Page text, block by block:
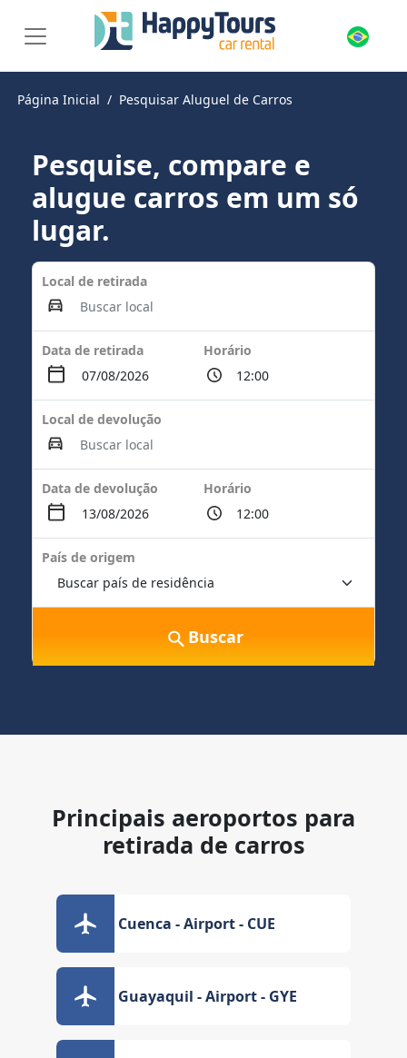
Página Inicial Pesquisar Aluguel de Carros
Pesquise, compare e
alugue carros em um só
lugar.
Local de retirada
Data de retirada Horário
Local de devolução
Data de devolução Horário
País de origem
Buscar
Principais aeroportos para
retirada de carros
Cuenca - Airport - CUE
Guayaquil - Airport - GYE